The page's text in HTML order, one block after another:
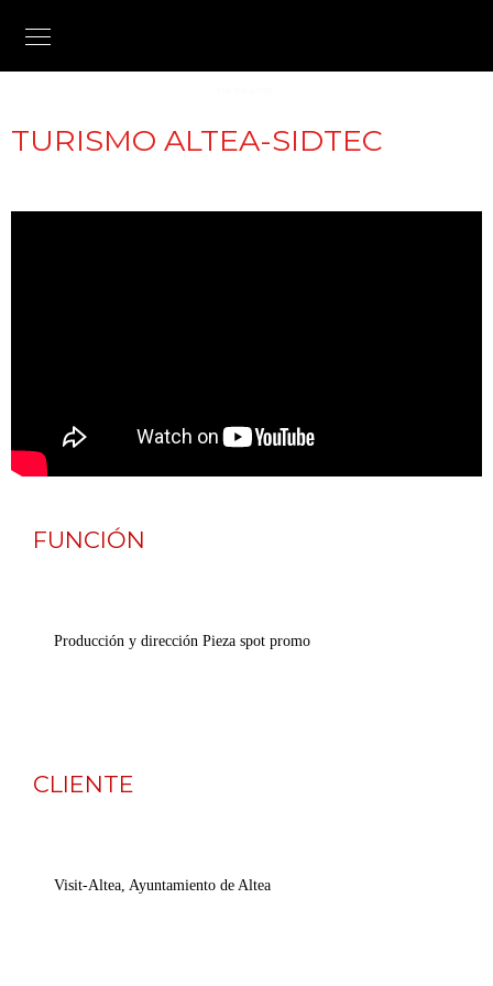
TURISMO ALTEA-SIDTEC
FUNCIÓN
Producción y dirección Pieza spot promo
CLIENTE
Visit-Altea, Ayuntamiento de Altea